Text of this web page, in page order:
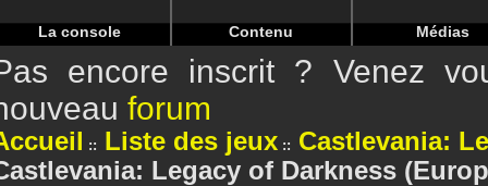
La console Contenu Médias
encore inscrit ? Venez
forum
Liste des jeux
Castlevania:
Legacy of Darkness